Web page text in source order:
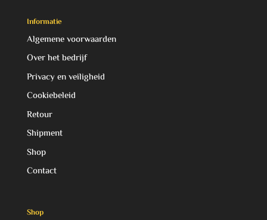
Informatie
Algemene voorwaarden
Over het bedrijf
Privacy en veiligheid
Cookiebeleid
Retour
Shipment
Shop
Contact
Shop